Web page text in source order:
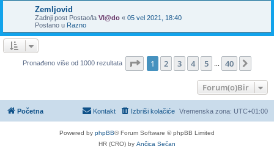
Zemljovid
Zadnji post Postao/la Vl@do « 05 vel 2021, 18:40
Postano u Razno
Pronađeno više od 1000 rezultata Stranica: 1/ 40.
1 2 3 4 5 40
Forum(o)Bir
Početna Vremenska zona: UTC+01:00
Izbriši kolačiće
Kontakt
Powered by phpBB® Forum Software © phpBB Limited
HR (CRO) by Ančica Sečan